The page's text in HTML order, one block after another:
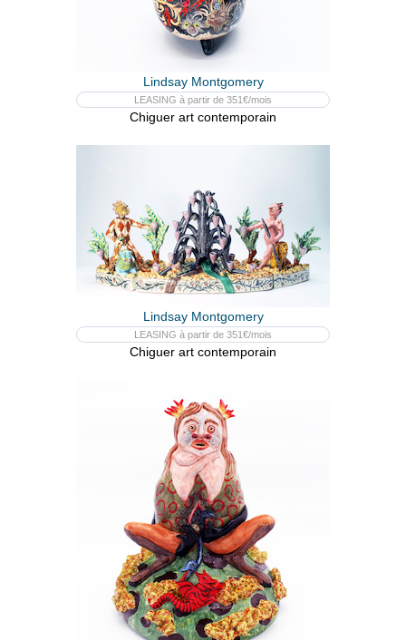
Lindsay Montgomery
LEASING à partir de 351€/mois
Chiguer art contemporain
Lindsay Montgomery
LEASING à partir de 351€/mois
Chiguer art contemporain